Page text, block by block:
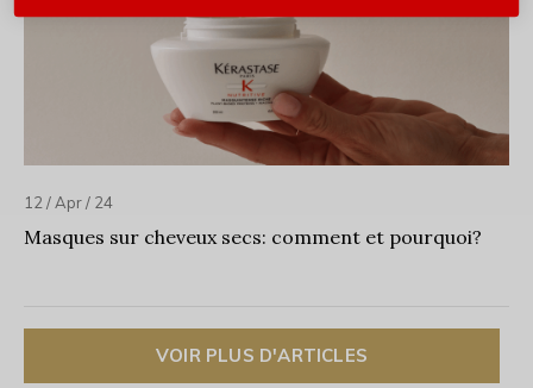
12 / Apr / 24
Masques sur cheveux secs: comment et pourquoi?
VOIR PLUS D'ARTICLES